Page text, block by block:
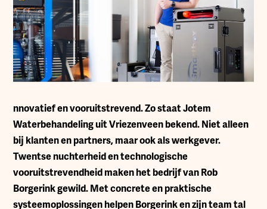
nnovatief en vooruitstrevend. Zo staat Jotem
Waterbehandeling uit Vriezenveen bekend. Niet alleen
bij klanten en partners, maar ook als werkgever.
Twentse nuchterheid en technologische
vooruitstrevendheid maken het bedrijf van Rob
Borgerink gewild. Met concrete en praktische
systeemoplossingen helpen Borgerink en zijn team tal